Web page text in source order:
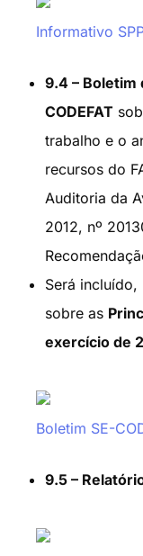
Informativo
9.4 – Boletim
CODEFAT
trabalho e o
recursos do
Auditoria da
2012, nº
Será
sobre as
exercício de
Boletim SE-
9.5 –